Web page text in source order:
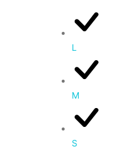
L
M
S